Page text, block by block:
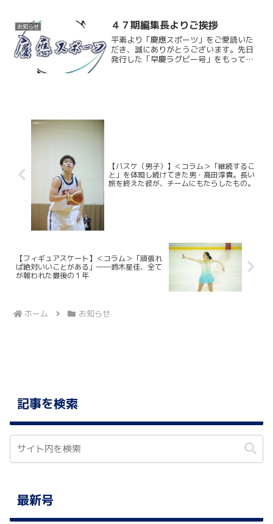
をさらに充実させ、よ...
お知らせ ４７期編集長よりご挨拶
平素より「慶應スポーツ」をご愛読いた
だき、誠にありがとうございます。先日
発行した「早慶ラグビー号」をもって４
【バスケ（男子）】＜コラム＞「継続するこ
と」を体現し続けてきた男・髙田淳貴。長い
旅を終えた彼が、チームにもたらしたもの。
【フィギュアスケート】＜コラム＞「頑張れ
ば絶対いいことがある」――鈴木星佳、全て
が報われた最後の１年
ホーム お知らせ
記事を検索
最新号